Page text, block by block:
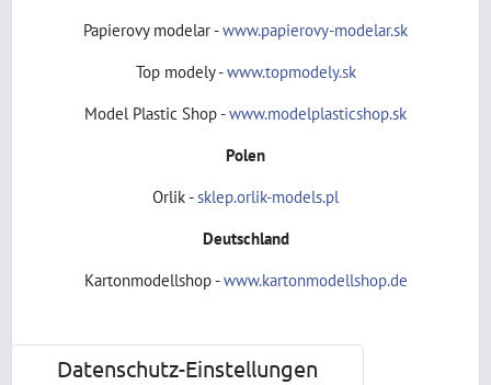
Papierovy modelar -www.papierovy-modelar.sk
Top modely -www.topmodely.sk
Model Plastic Shop -www.modelplasticshop.sk
Polen
Orlik -sklep.orlik-models.pl
Deutschland
Kartonmodellshop -www.kartonmodellshop.de
Datenschutz-Einstellungen